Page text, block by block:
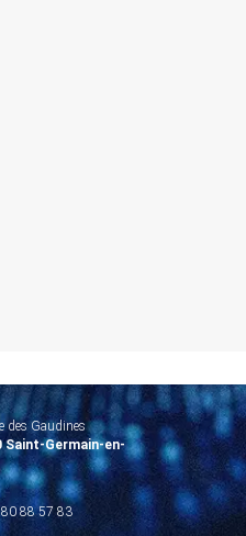
des Gaudines
Saint-Germain-en-
88 57 83